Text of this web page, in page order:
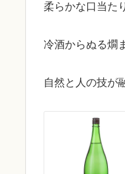
柔らかな口当た
冷酒からぬる燗
自然と人の技が